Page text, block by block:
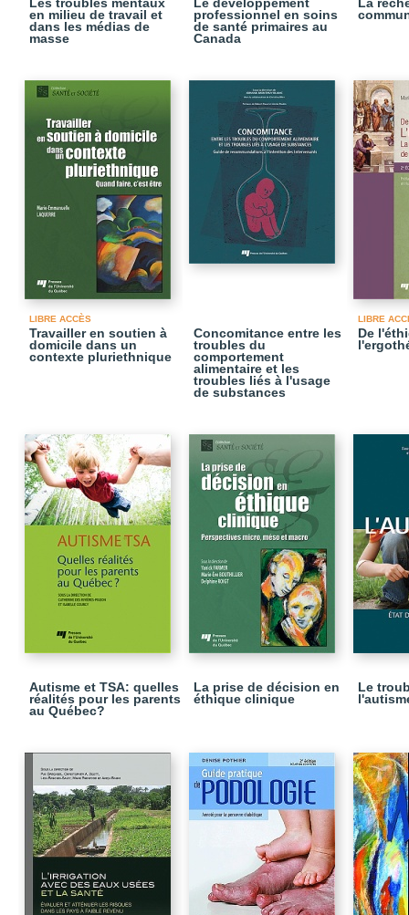
en milieu de travail et
dans les médias de
masse
professionnel en soins
de santé primaires au
Canada
LIBRE ACCÈS
Travailler en soutien à
domicile dans un
contexte pluriethnique
Concomitance entre les
troubles du
comportement
alimentaire et les
troubles liés à l'usage
de substances
LIBRE
De
Autisme et TSA: quelles
réalités pour les parents
au Québec?
La prise de décision en
éthique clinique
Le